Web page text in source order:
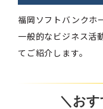
福岡ソフトバンクホ
一般的なビジネス活
てご紹介します。
＼お